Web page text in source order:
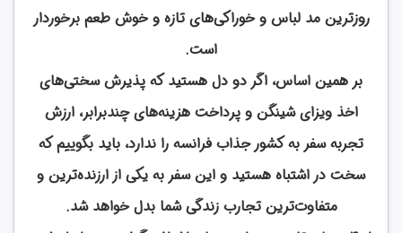
روزترین مد لباس و خوراکی‌های تازه و خوش طعم برخوردار
است.
بر همین اساس، اگر دو دل هستید که پذیرش سختی‌های
اخذ ویزای شینگن و پرداخت هزینه‌های چندبرابر، ارزش
تجربه سفر به کشور جذاب فرانسه را ندارد، باید بگوییم که
سخت در اشتباه هستید و این سفر به یکی از ارزنده‌ترین و
متفاوت‌ترین تجارب زندگی شما بدل خواهد شد.